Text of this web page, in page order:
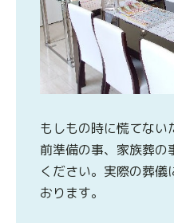
もしもの時に慌てない
前準備の事、家族葬の
ください。実際の葬儀
おります。